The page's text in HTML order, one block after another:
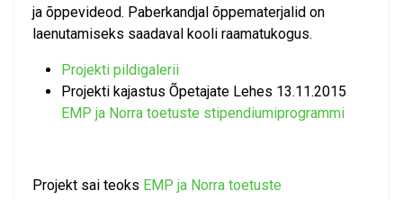
ja õppevideod. Paberkandjal õppematerjalid on
laenutamiseks saadaval kooli raamatukogus.
Projekti pildigalerii
Projekti kajastus Õpetajate Lehes 13.11.2015
EMP ja Norra toetuste stipendiumiprogrammi
Projekt sai teoks EMP ja Norra toetuste